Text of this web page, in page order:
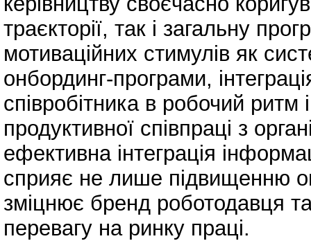
траєкторії, так і загальну
мотиваційних стимулів як
онбординг-програми,
співробітника в робочий ритм
продуктивної співпраці з
ефективна інтеграція
сприяє не лише підвищенню
зміцнює бренд роботодавця
перевагу на ринку праці.